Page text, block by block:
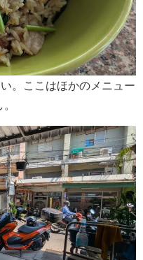
。ここはほかのメニュー